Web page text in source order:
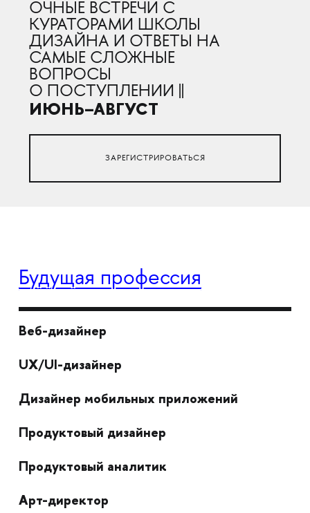
ОЧНЫЕ ВСТРЕЧИ С
КУРАТОРАМИ ШКОЛЫ
ДИЗАЙНА И ОТВЕТЫ НА
САМЫЕ СЛОЖНЫЕ
ВОПРОСЫ
О ПОСТУПЛЕНИИ ||
ИЮНЬ–АВГУСТ
ЗАРЕГИСТРИРОВАТЬСЯ
Будущая профессия
Веб-дизайнер
UX/UI-дизайнер
Дизайнер мобильных приложений
Продуктовый дизайнер
Продуктовый аналитик
Арт-директор